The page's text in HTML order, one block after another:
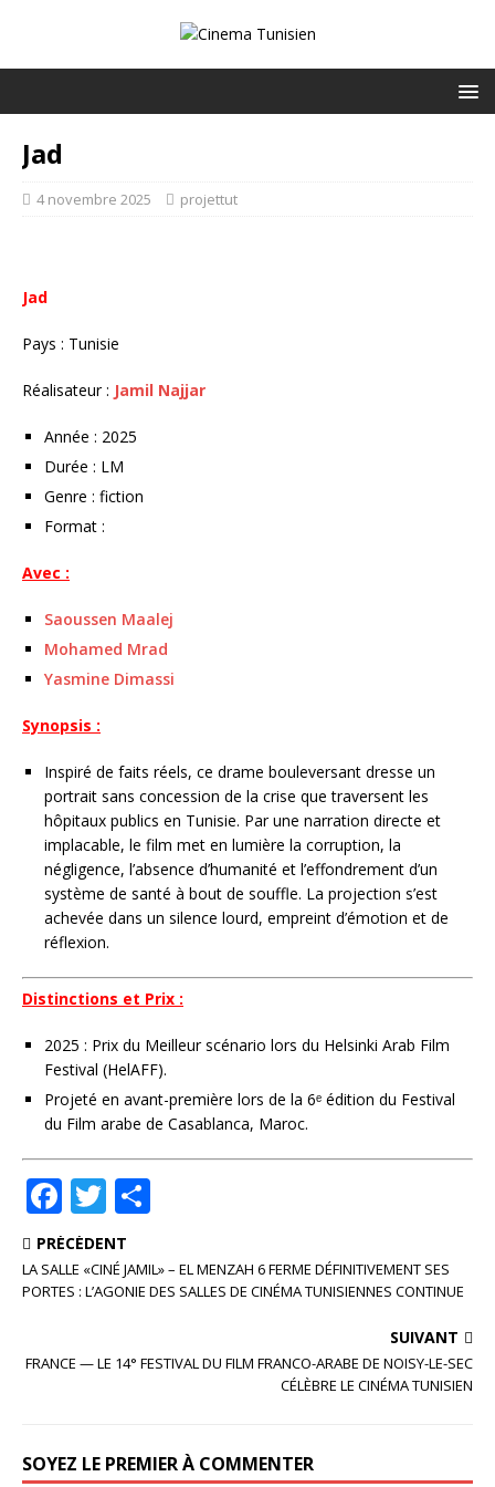
Jad
4 novembre 2025 projettut
Jad
Pays : Tunisie
Réalisateur : Jamil Najjar
Année : 2025
Durée : LM
Genre : fiction
Format :
Avec :
Saoussen Maalej
Mohamed Mrad
Yasmine Dimassi
Synopsis :
Inspiré de faits réels, ce drame bouleversant dresse un
portrait sans concession de la crise que traversent les
hôpitaux publics en Tunisie. Par une narration directe et
implacable, le film met en lumière la corruption, la
négligence, l’absence d’humanité et l’effondrement d’un
système de santé à bout de souffle. La projection s’est
achevée dans un silence lourd, empreint d’émotion et de
réflexion.
Distinctions et Prix :
2025 : Prix du Meilleur scénario lors du Helsinki Arab Film
Festival (HelAFF).
Projeté en avant-première lors de la 6ᵉ édition du Festival
du Film arabe de Casablanca, Maroc.
F
a
c
e
o
T
w
it
te
ta
g
r
PRÉCÉDENT
LA SALLE «CINÉ JAMIL» – EL MENZAH 6 FERME DÉFINITIVEMENT SES
PORTES : L’AGONIE DES SALLES DE CINÉMA TUNISIENNES CONTINUE
SUIVANT
FRANCE — LE 14° FESTIVAL DU FILM FRANCO-ARABE DE NOISY-LE-SEC
CÉLÈBRE LE CINÉMA TUNISIEN
SOYEZ LE PREMIER À COMMENTER